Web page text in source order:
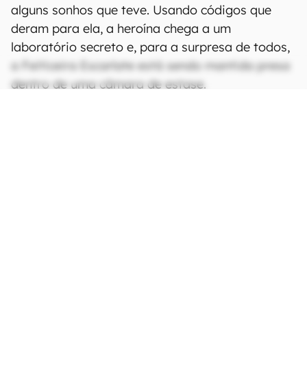
alguns sonhos que teve. Usando códigos que
deram para ela, a heroína chega a um
laboratório secreto e, para a surpresa de todos,
a Feiticeira Escarlate está sendo mantida presa
dentro de uma câmara de estase.